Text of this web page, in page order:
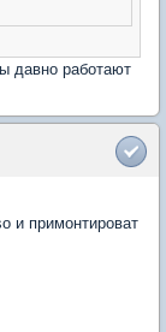
давно работают
и примонтироват